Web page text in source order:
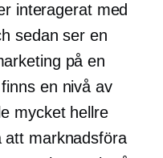
interagerat med
sedan ser en
på en
en nivå av
mycket hellre
att marknadsföra